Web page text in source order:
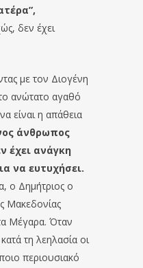
δεν έχει
με τον Διογένη
ανώτατο αγαθό
είναι η απάθεια
άνθρωπος
έχει ανάγκη
να ευτυχήσει.
ο Δημήτριος ο
Μακεδονίας
Μέγαρα. Όταν
τη λεηλασία οι
περιουσιακό